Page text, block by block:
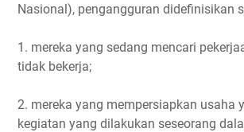
Nasional), pengangguran didefinisikan
1. mereka yang sedang mencari
tidak bekerja;
2. mereka yang mempersiapkan usaha
kegiatan yang dilakukan seseorang